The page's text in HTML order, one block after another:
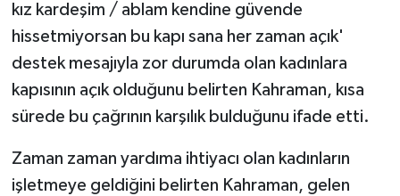
kız kardeşim / ablam kendine güvende
hissetmiyorsan bu kapı sana her zaman açık'
destek mesajıyla zor durumda olan kadınlara
kapısının açık olduğunu belirten Kahraman, kısa
sürede bu çağrının karşılık bulduğunu ifade etti.
Zaman zaman yardıma ihtiyacı olan kadınların
işletmeye geldiğini belirten Kahraman, gelen